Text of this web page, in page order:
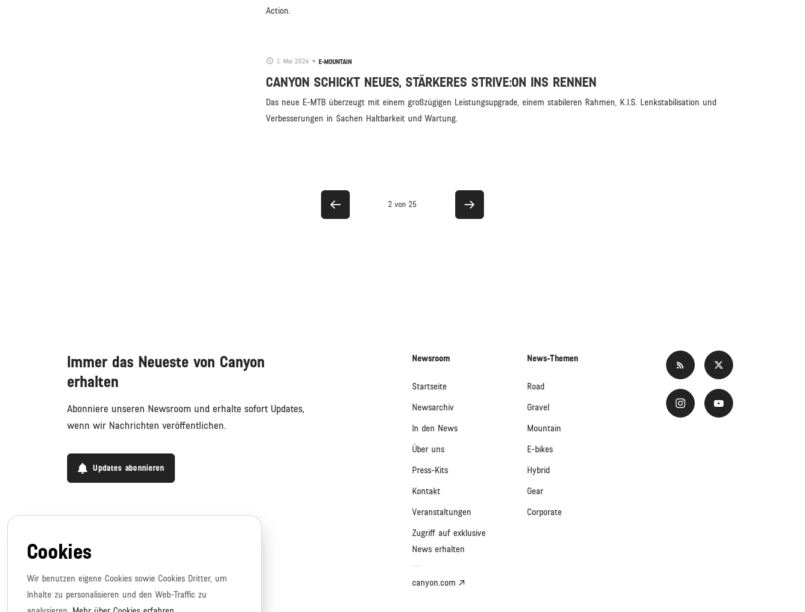
Action.
1. Mai 2026 E-MOUNTAIN
CANYON SCHICKT NEUES, STÄRKERES STRIVE:ON INS RENNEN
Das neue E-MTB überzeugt mit einem großzügigen Leistungsupgrade, einem stabileren Rahmen, K.I.S. Lenkstabilisation und
Verbesserungen in Sachen Haltbarkeit und Wartung.
2 von 25
Immer das Neueste von Canyon
erhalten
Abonniere unseren Newsroom und erhalte sofort Updates,
wenn wir Nachrichten veröffentlichen.
Updates abonnieren
Newsroom
Startseite
Newsarchiv
In den News
Über uns
Press-Kits
Veranstaltungen
Kontakt
Zugriff auf exklusive
News erhalten
canyon.com
News-Themen
Road
Gravel
Mountain
E-bikes
Hybrid
Gear
Corporate
Cookies
Wir benutzen eigene Cookies sowie Cookies Dritter, um
Inhalte zu personalisieren und den Web-Traffic zu